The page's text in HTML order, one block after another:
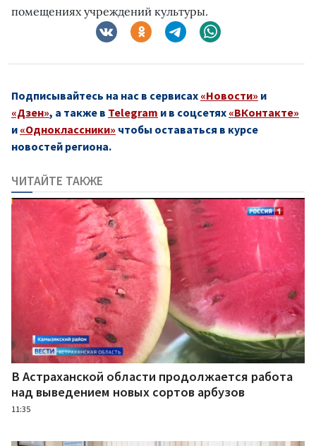
помещениях учреждений культуры.
Подписывайтесь на нас в сервисах «Новости» и
«Дзен», а также в Telegram и в соцсетях «ВКонтакте»
и «Одноклассники» чтобы оставаться в курсе
новостей региона.
ЧИТАЙТЕ ТАКЖЕ
В Астраханской области продолжается работа
над выведением новых сортов арбузов
11:35